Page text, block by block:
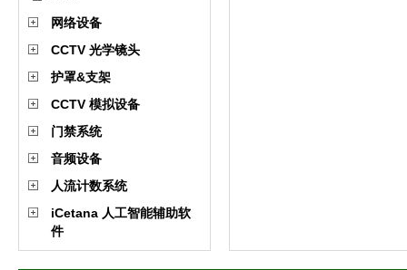
网络设备
CCTV 光学镜头
护罩&支架
CCTV 模拟设备
门禁系统
音频设备
人流计数系统
iCetana 人工智能辅助软
件